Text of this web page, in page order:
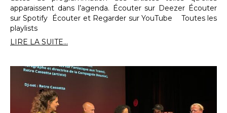
apparaissent dans l’agenda. Écouter sur Deezer Écouter
sur Spotify Écouter et Regarder sur YouTube Toutes les
playlists
LIRE LA SUITE...